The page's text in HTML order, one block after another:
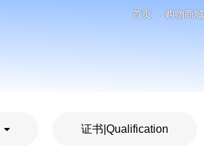
首页 购物商城
证书|Qualification